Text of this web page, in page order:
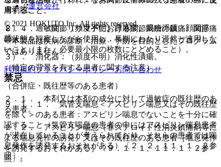
用すること。
８．４． 〈関節リウマチにおける関節局所の鎮痛〉関節痛
の状態を観察しながら使用し、長期にわたり漫然と連用しな
いこと（また、必要最小限の枚数にとどめること）。
（特定の背景を有する患者に関する注意）
（合併症・既往歴等のある患者）
９．１．１． 気管支喘息＜アスピリン喘息又はその既往歴
を除く＞のある患者：アスピリン喘息でないことを十分に確
認すること（気管支喘息の患者の中にはアスピリン喘息患者
が潜在していることが考えられており、それらの患者では喘
息発作を誘発するおそれがある）〔２．２、１１．１．２参
照〕。
膚剥脱。
２）． 過敏症：（頻度不明）蕁麻疹、眼瞼浮腫、顔面浮
腫。
３）． 消化器：（頻度不明）消化性潰瘍。
禁忌
２．１． 本剤又は本剤の成分に対して過敏症の既往歴のあ
る患者。
２．２． アスピリン喘息（非ステロイド性消炎鎮痛剤等に
よる喘息発作の誘発）又はその既往歴のある患者［喘息発作
を誘発するおそれがある］〔９．１．１、１１．１．２参
照〕。
運営会社
© 2021 HOKUTO Inc. All rights reserved.
※本製品は疾病の診断・治療・予防を目的としたプログラム
ではありません。
利用規約プライバシーポリシーお問い合わせ